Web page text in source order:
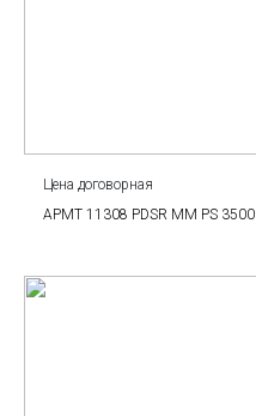
Цена договорная
APMT 11308 PDSR MM PS 3500